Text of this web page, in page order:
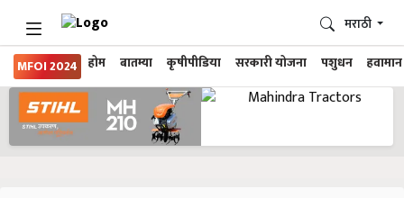
MFOI 2024 होम बातम्या कृषीपीडिया सरकारी योजना पशुधन हवामान
मराठी